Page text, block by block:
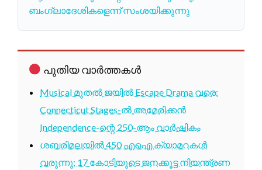
ബംഗ്ലാദേശികളെന്ന് സംശയിക്കുന്നു
പുതിയ വാർത്തകൾ
Musical മുതൽ ജയിൽ Escape Drama വരെ:
Connecticut Stages-ൽ അമേരിക്കൻ
Independence-ന്റെ 250-ആം വാർഷികം
ശബരിമലയിൽ 450 എഐ ക്യാമറകൾ
വരുന്നു; 17 കോടിയുടെ ജനക്കൂട്ട നിയന്ത്രണ